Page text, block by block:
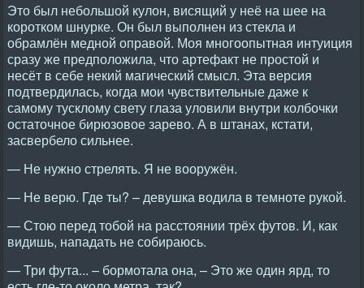
Это был небольшой кулон, висящий у неё на шее на
коротком шнурке. Он был выполнен из стекла и
обрамлён медной оправой. Моя многоопытная интуиция
сразу же предположила, что артефакт не простой и
несёт в себе некий магический смысл. Эта версия
подтвердилась, когда мои чувствительные даже к
самому тусклому свету глаза уловили внутри колбочки
остаточное бирюзовое зарево. А в штанах, кстати,
засвербело сильнее.
— Не нужно стрелять. Я не вооружён.
— Не верю. Где ты? – девушка водила в темноте рукой.
— Стою перед тобой на расстоянии трёх футов. И, как
видишь, нападать не собираюсь.
— Три фута... – бормотала она, – Это же один ярд, то